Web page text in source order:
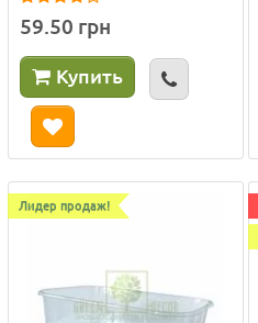
59.50 грн
Купить
Лидер продаж!